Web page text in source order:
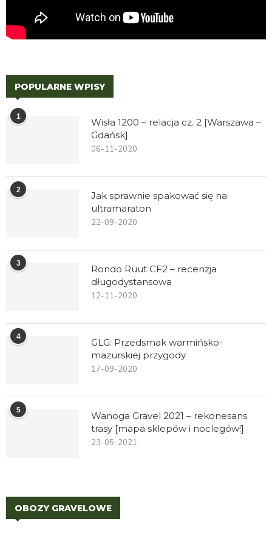
POPULARNE WPISY
1
Wisła 1200 – relacja cz. 2 [Warszawa –
Gdańsk]
06-11-2020
2
Jak sprawnie spakować się na
ultramaraton
22-09-2020
3
Rondo Ruut CF2 – recenzja
długodystansowa
12-11-2020
4
GLG: Przedsmak warmińsko-
mazurskiej przygody
17-09-2020
5
Wanoga Gravel 2021 – rekonesans
trasy [mapa sklepów i noclegów!]
23-05-2021
OBOZY GRAVELOWE